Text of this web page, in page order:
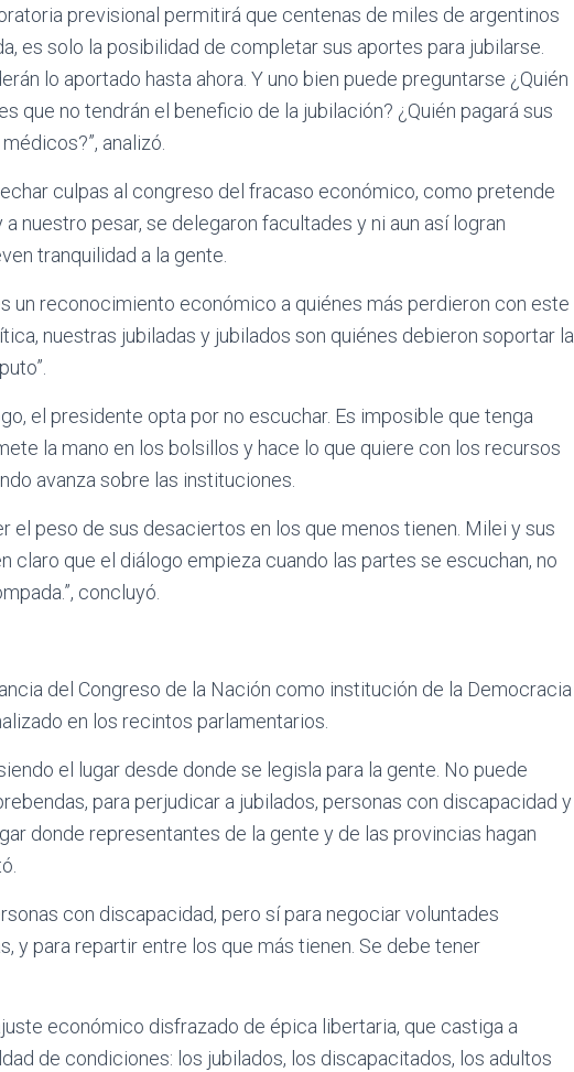
previsional permitirá que centenas de miles de argentinos
es solo la posibilidad de completar sus aportes para jubilarse.
lo aportado hasta ahora. Y uno bien puede preguntarse ¿Quién
que no tendrán el beneficio de la jubilación? ¿Quién pagará sus
analizó.
culpas al congreso del fracaso económico, como pretende
nuestro pesar, se delegaron facultades y ni aun así logran
tranquilidad a la gente.
un reconocimiento económico a quiénes más perdieron con este
nuestras jubiladas y jubilados son quiénes debieron soportar la
el presidente opta por no escuchar. Es imposible que tenga
la mano en los bolsillos y hace lo que quiere con los recursos
avanza sobre las instituciones.
el peso de sus desaciertos en los que menos tienen. Milei y sus
claro que el diálogo empieza cuando las partes se escuchan, no
concluyó.
del Congreso de la Nación como institución de la Democracia
en los recintos parlamentarios.
el lugar desde donde se legisla para la gente. No puede
para perjudicar a jubilados, personas con discapacidad y
donde representantes de la gente y de las provincias hagan
con discapacidad, pero sí para negociar voluntades
y para repartir entre los que más tienen. Se debe tener
económico disfrazado de épica libertaria, que castiga a
de condiciones: los jubilados, los discapacitados, los adultos